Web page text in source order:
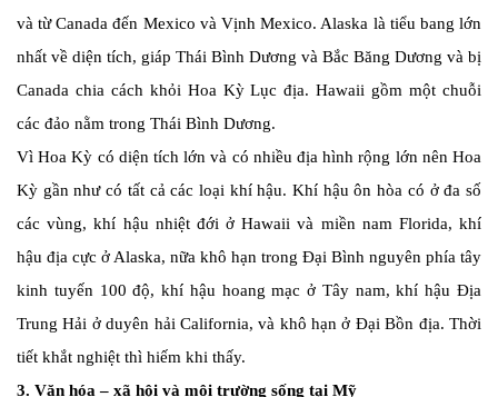
và từ Canada đến Mexico và Vịnh Mexico. Alaska là tiểu bang lớn
nhất về diện tích, giáp Thái Bình Dương và Bắc Băng Dương và bị
Canada chia cách khỏi Hoa Kỳ Lục địa. Hawaii gồm một chuỗi
các đảo nằm trong Thái Bình Dương.
Vì Hoa Kỳ có diện tích lớn và có nhiều địa hình rộng lớn nên Hoa
Kỳ gần như có tất cả các loại khí hậu. Khí hậu ôn hòa có ở đa số
các vùng, khí hậu nhiệt đới ở Hawaii và miền nam Florida, khí
hậu địa cực ở Alaska, nữa khô hạn trong Đại Bình nguyên phía tây
kinh tuyến 100 độ, khí hậu hoang mạc ở Tây nam, khí hậu Địa
Trung Hải ở duyên hải California, và khô hạn ở Đại Bồn địa. Thời
tiết khắt nghiệt thì hiếm khi thấy.
3. Văn hóa – xã hội và môi trường sống tại Mỹ